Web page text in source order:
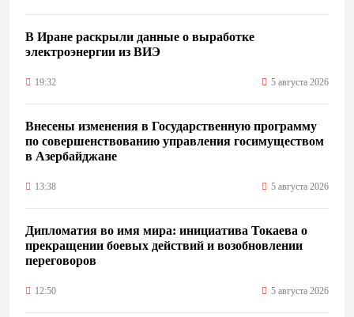
В Иране раскрыли данные о выработке
электроэнергии из ВИЭ
19:32 5 августа 2026
Внесены изменения в Государственную программу
по совершенствованию управления госимуществом
в Азербайджане
13:38 5 августа 2026
Дипломатия во имя мира: инициатива Токаева о
прекращении боевых действий и возобновлении
переговоров
12:50 5 августа 2026